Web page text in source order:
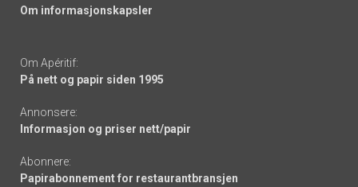
Om informasjonskapsler
Om Apéritif:
På nett og papir siden 1995
Annonsere:
Informasjon og priser nett/papir
Abonnere:
Papirabonnement for restaurantbransjen